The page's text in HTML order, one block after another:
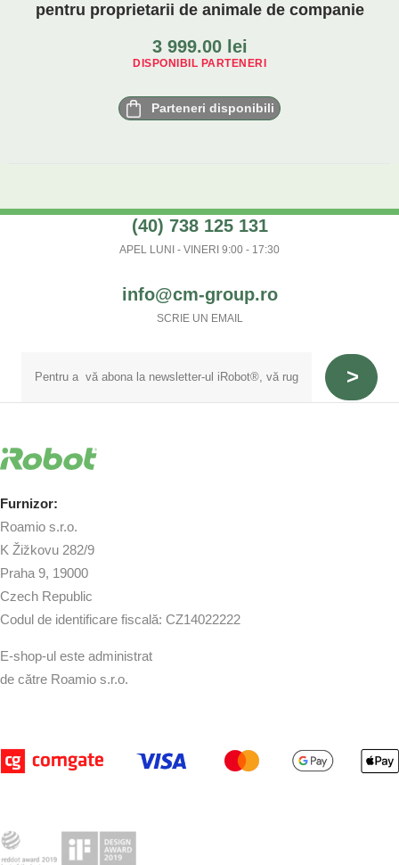
pentru proprietarii de animale de companie
3 999.00 lei
DISPONIBIL PARTENERI
Parteneri disponibili
(40) 738 125 131
APEL LUNI - VINERI 9:00 - 17:30
info@cm-group.ro
SCRIE UN EMAIL
Furnizor:
Roamio s.r.o.
K Žižkovu 282/9
Praha 9, 19000
Czech Republic
Codul de identificare fiscală: CZ14022222
E-shop-ul este administrat
de către Roamio s.r.o.